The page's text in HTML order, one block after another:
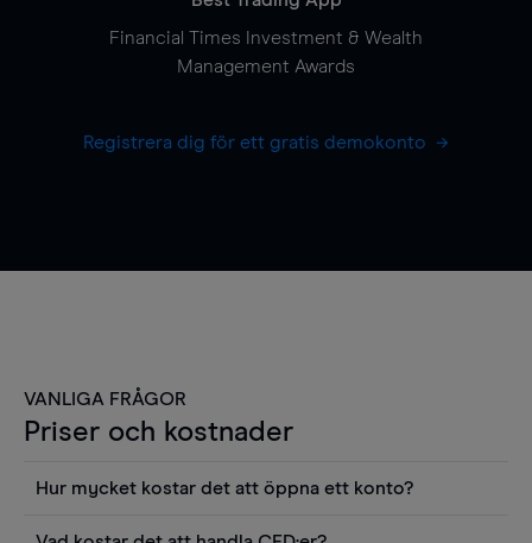
Financial Times Investment & Wealth
Management Awards
Registrera dig för ett gratis demokonto
VANLIGA FRÅGOR
Priser och kostnader
Hur mycket kostar det att öppna ett konto?